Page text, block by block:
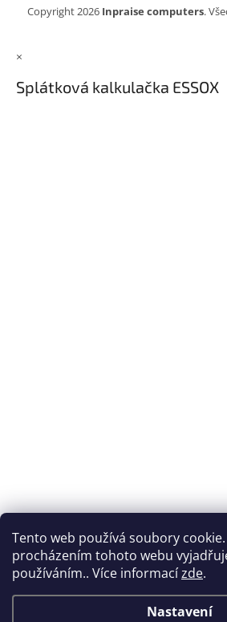
Tento web používá soubory
procházením tohoto webu
používáním.. Více informacízde.
Nastavení
Copyright 2026 Inpraise computers.
×
Splátková kalkulačka ESSOX